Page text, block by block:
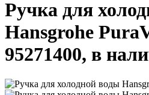
Ручка для
Hansgrohe
95271400, в